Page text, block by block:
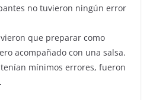
no tuvieron ningún error
que preparar como
acompañado con una salsa.
tenían mínimos errores, fueron